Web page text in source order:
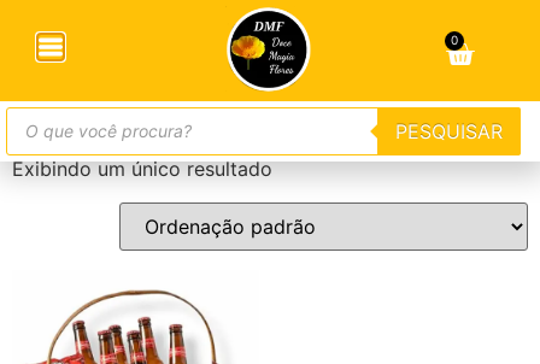
/ Produtos marcados com a tag “cerveja
Budweiser”
cerveja Budweiser
Exibindo um único resultado
0
PESQUISAR